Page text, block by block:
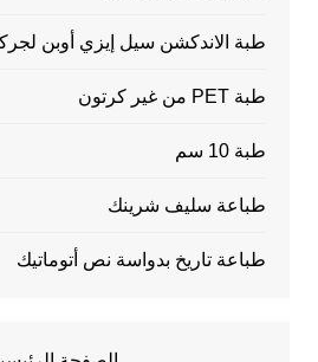
طبة الاندكشن سيل إيزي أوبن
طبة PET من غير كرتون
طبة 10 سم
طباعة سليف شرينك
طباعة تاريخ بدواسة نص أتوماتيك